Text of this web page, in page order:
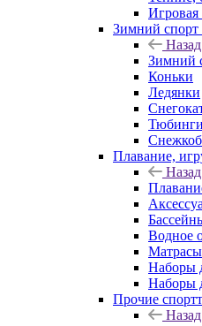
Зимний
Назад
Зимний
Коньки
Ледянки
Тюбинги
Плавание,
Назад
Водное
Наборы
Наборы
Прочие
Назад